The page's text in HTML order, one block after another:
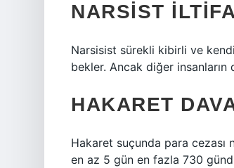
NARSIST
Narsisist sürekli kibirli ve
bekler. Ancak diğer insanların
HAKARET
Hakaret suçunda para
en az 5 gün en fazla 730